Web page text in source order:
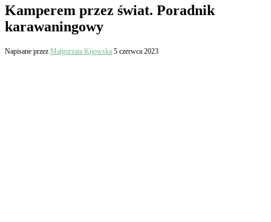
Kamperem przez świat. Poradnik
karawaningowy
Napisane przez Małgorzata Kijowska 5 czerwca 2023